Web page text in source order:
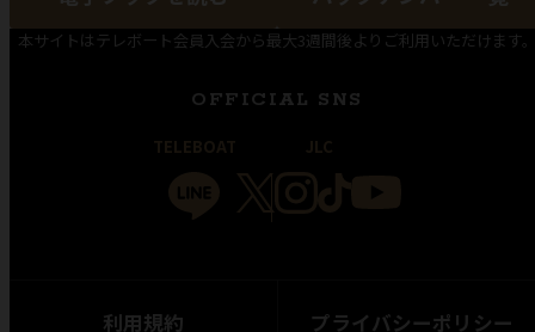
本サイトはテレボート会員入会から最大3週間後よりご利用いただけます
OFFICIAL SNS
利用規約 プライバシーポリシー